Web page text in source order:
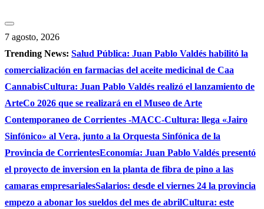
7 agosto, 2026
Trending News: Salud Pública: Juan Pablo Valdés habilitó la
comercialización en farmacias del aceite medicinal de Caa
CannabisCultura: Juan Pablo Valdés realizó el lanzamiento de
ArteCo 2026 que se realizará en el Museo de Arte
Contemporaneo de Corrientes -MACC-Cultura: llega «Jairo
Sinfónico» al Vera, junto a la Orquesta Sinfónica de la
Provincia de CorrientesEconomía: Juan Pablo Valdés presentó
el proyecto de inversion en la planta de fibra de pino a las
camaras empresarialesSalarios: desde el viernes 24 la provincia
empezo a abonar los sueldos del mes de abrilCultura: este